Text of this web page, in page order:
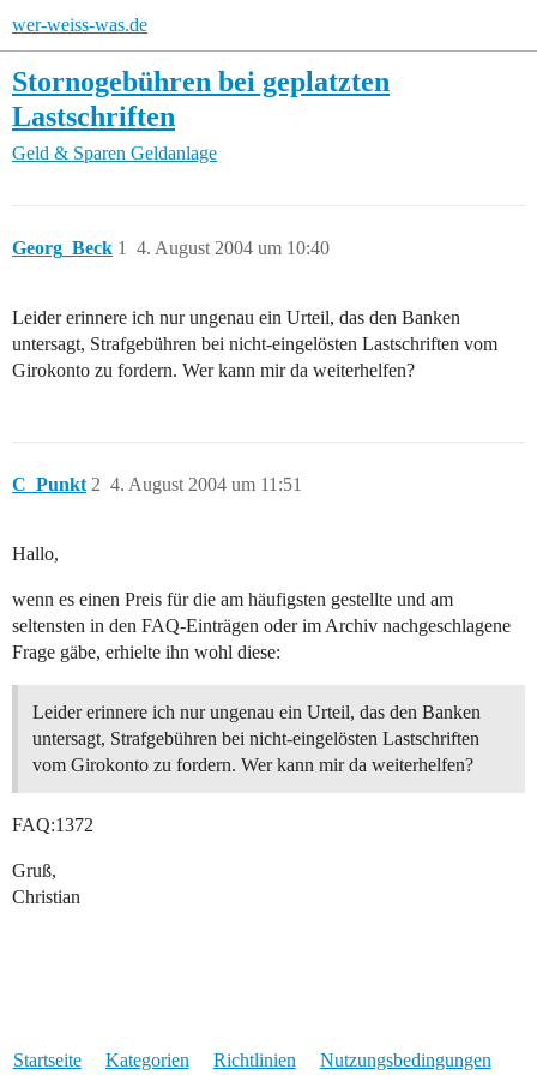
wer-weiss-was.de
Stornogebühren bei geplatzten
Lastschriften
Geld & Sparen Geldanlage
Georg_Beck 4. August 2004 um 10:40
1
Leider erinnere ich nur ungenau ein Urteil, das den Banken
untersagt, Strafgebühren bei nicht-eingelösten Lastschriften vom
Girokonto zu fordern. Wer kann mir da weiterhelfen?
C_Punkt 4. August 2004 um 11:51
2
Hallo,
wenn es einen Preis für die am häufigsten gestellte und am
seltensten in den FAQ-Einträgen oder im Archiv nachgeschlagene
Frage gäbe, erhielte ihn wohl diese:
Leider erinnere ich nur ungenau ein Urteil, das den Banken
untersagt, Strafgebühren bei nicht-eingelösten Lastschriften
vom Girokonto zu fordern. Wer kann mir da weiterhelfen?
FAQ:1372
Gruß,
Christian
Startseite Kategorien Richtlinien Nutzungsbedingungen